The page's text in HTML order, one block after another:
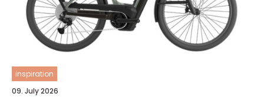
inspiration
09. July 2026